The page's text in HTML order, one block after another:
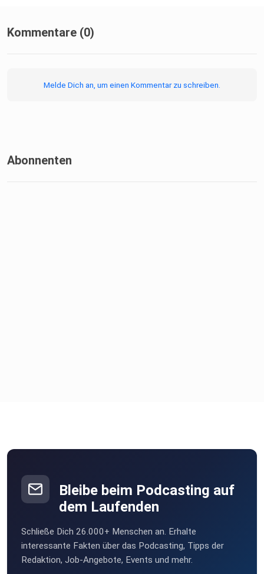
Kommentare (0)
Melde Dich an, um einen Kommentar zu schreiben.
Abonnenten
Bleibe beim Podcasting auf
dem Laufenden
Schließe Dich 26.000+ Menschen an. Erhalte
interessante Fakten über das Podcasting, Tipps der
Redaktion, Job-Angebote, Events und mehr.